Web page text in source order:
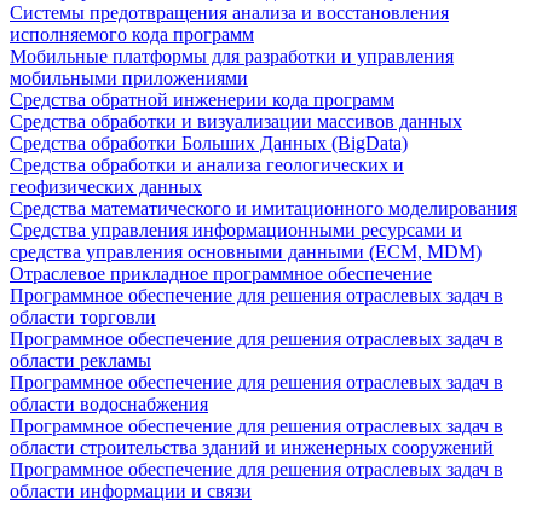
Системы предотвращения анализа и восстановления
исполняемого кода программ
Мобильные платформы для разработки и управления
мобильными приложениями
Средства обратной инженерии кода программ
Средства обработки и визуализации массивов данных
Средства обработки Больших Данных (BigData)
Средства обработки и анализа геологических и
геофизических данных
Средства математического и имитационного моделирования
Средства управления информационными ресурсами и
средства управления основными данными (ECM, MDM)
Отраслевое прикладное программное обеспечение
Программное обеспечение для решения отраслевых задач в
области торговли
Программное обеспечение для решения отраслевых задач в
области рекламы
Программное обеспечение для решения отраслевых задач в
области водоснабжения
Программное обеспечение для решения отраслевых задач в
области строительства зданий и инженерных сооружений
Программное обеспечение для решения отраслевых задач в
области информации и связи